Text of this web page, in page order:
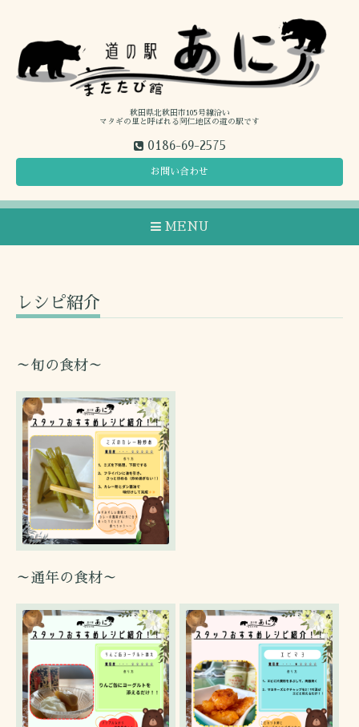
秋田県北秋田市105号線沿い
マタギの里と呼ばれる阿仁地区の道の駅です
0186-69-2575
お問い合わせ
MENU
レシピ紹介
～旬の食材～
～通年の食材～